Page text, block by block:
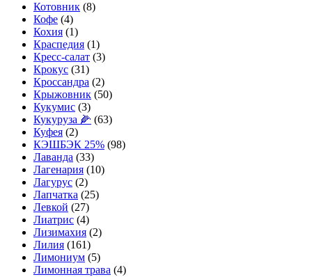
Котовник (8)
Кофе (4)
Кохия (1)
Краспедия (1)
Кресс-салат (3)
Крокус (31)
Кроссандра (2)
Крыжовник (50)
Кукумис (3)
Кукуруза 🌽 (63)
Куфея (2)
КЭШБЭК 25% (98)
Лаванда (33)
Лагенария (10)
Лагурус (2)
Лапчатка (25)
Левкой (27)
Лиатрис (4)
Лизимахия (2)
Лилия (161)
Лимониум (5)
Лимонная трава (4)